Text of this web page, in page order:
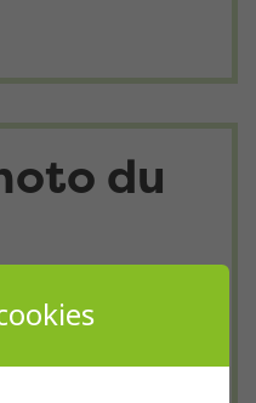
du
ci-
découvrir la